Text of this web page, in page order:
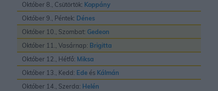
Október 8., Csütörtök: Koppány
Október 9., Péntek: Dénes
Október 10., Szombat: Gedeon
Október 11., Vasárnap: Brigitta
Október 12., Hétfő: Miksa
Október 13., Kedd: Ede és Kálmán
Október 14., Szerda: Helén